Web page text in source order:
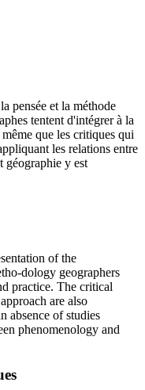
pensée et la méthode
tentent d'intégrer à la
que les critiques qui
les relations entre
géographie y est
of the
dology geographers
practice. The critical
are also
absence of studies
phenomenology and